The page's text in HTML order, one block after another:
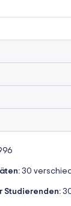
30
Studierenden: